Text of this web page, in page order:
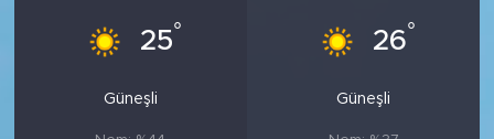
25°
Güneşli
26°
Güneşli